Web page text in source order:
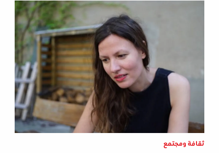
ثقافة ومجتمع